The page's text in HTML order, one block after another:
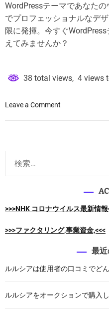
A
u
h
o
r
a
t
e
WordPressテーマであなた
でプロフェッショナルなデ
限に発揮。今すぐ
えてみませんか？
38 total views, 4 views
Leave a Comment
手
に
入
う
–
W
>>>NHK コロナウイルス最新情報
>>>ファクタリング,事業資金,<<<
最
ルルシアは使用者の口コミでど
ルルシアをオークションで購入